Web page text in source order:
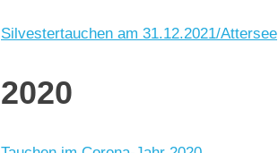
Silvestertauchen am 31.12.2021/Attersee
2020